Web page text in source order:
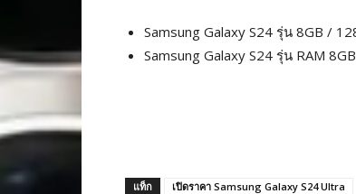
Samsung Galaxy S24 รุ่น 8GB /
Samsung Galaxy S24 รุ่น RAM
แท็ก เปิดราคา Samsung Galaxy S24 Ultra